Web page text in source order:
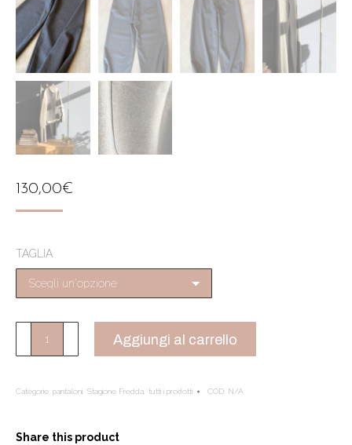
130,00€
TAGLIA
pantalone
quantità
Aggiungi al carrello
Categorie: pantaloni, Stagione Fredda, tutti i prodotti COD: N/A
Share this product